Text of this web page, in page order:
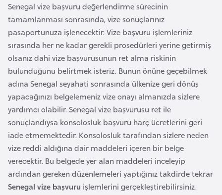
Senegal vize başvuru değerlendirme sürecinin
tamamlanması sonrasında, vize sonuçlarınız
pasaportunuza işlenecektir. Vize başvuru işlemleriniz
sırasında her ne kadar gerekli prosedürleri yerine getirmiş
olsanız dahi vize başvurusunun ret alma riskinin
bulunduğunu belirtmek isteriz. Bunun önüne geçebilmek
adına Senegal seyahati sonrasında ülkenize geri dönüş
yapacağınızı belgelemeniz vize onayı almanızda sizlere
yardımcı olabilir. Senegal vize başvurusu ret ile
sonuçlandıysa konsolosluk başvuru harç ücretlerini geri
iade etmemektedir. Konsolosluk tarafından sizlere neden
vize reddi aldığına dair maddeleri içeren bir belge
verecektir. Bu belgede yer alan maddeleri inceleyip
ardından gereken düzenlemeleri yaptığınız takdirde tekrar
Senegal vize başvuru işlemlerini gerçekleştirebilirsiniz.
r
b
u
i
Ç
i
n
D